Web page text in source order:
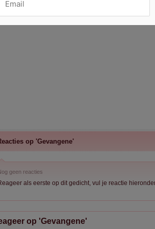
op 'Gevangene'
geen reacties
als eerste op dit gedicht, vul je reactie
op 'Gevangene'